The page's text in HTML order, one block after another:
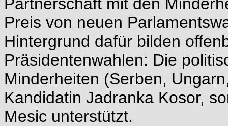
Preis von neuen
Hintergrund dafür bilden
Präsidentenwahlen: Die
Minderheiten (Serben,
Kandidatin Jadranka Kosor,
Mesic unterstützt.